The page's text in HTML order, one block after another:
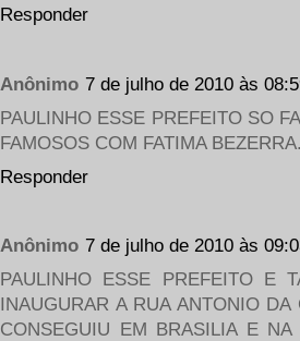
Responder
Anônimo 7 de julho de 2010 às
PAULINHO ESSE PREFEITO SO
FAMOSOS COM FATIMA
Responder
Anônimo 7 de julho de 2010 às
PAULINHO ESSE PREFEITO E
INAUGURAR A RUA ANTONIO
CONSEGUIU EM BRASILIA E